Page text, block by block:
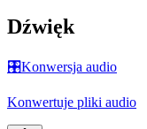
Dźwięk
🎛️Konwersja audio
Konwertuje pliki audio